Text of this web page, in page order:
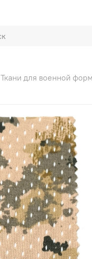
Ткани для военной